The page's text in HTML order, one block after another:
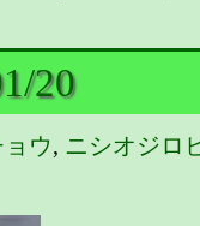
20
ウ, ニシオジロ